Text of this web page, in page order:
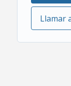
Llamar